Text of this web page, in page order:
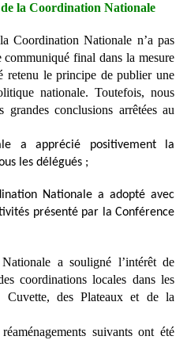
la Coordination Nationale
Coordination Nationale n’a pas
final dans la mesure
retenu le principe de publier une
nationale. Toutefois, nous
conclusions arrêtées au
a apprécié positivement la
les délégués ;
Nationale a adopté avec
présenté par la Conférence
a souligné l’intérêt de
coordinations locales dans les
Cuvette, des Plateaux et de la
suivants ont été